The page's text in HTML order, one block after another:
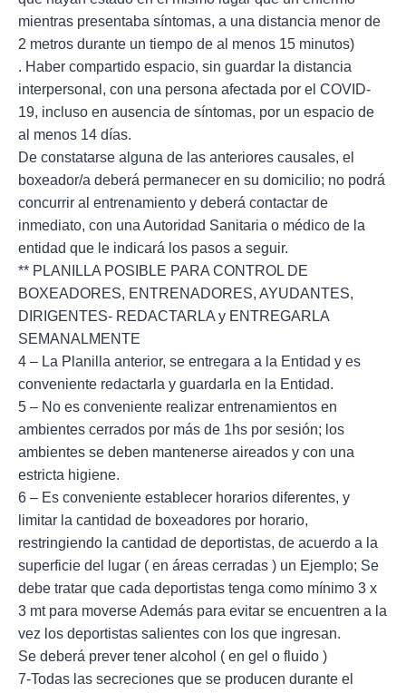
mientras presentaba síntomas, a una distancia menor de
2 metros durante un tiempo de al menos 15 minutos)
. Haber compartido espacio, sin guardar la distancia
interpersonal, con una persona afectada por el COVID-
19, incluso en ausencia de síntomas, por un espacio de
al menos 14 días.
De constatarse alguna de las anteriores causales, el
boxeador/a deberá permanecer en su domicilio; no podrá
concurrir al entrenamiento y deberá contactar de
inmediato, con una Autoridad Sanitaria o médico de la
entidad que le indicará los pasos a seguir.
** PLANILLA POSIBLE PARA CONTROL DE
BOXEADORES, ENTRENADORES, AYUDANTES,
DIRIGENTES- REDACTARLA y ENTREGARLA
SEMANALMENTE
4 – La Planilla anterior, se entregara a la Entidad y es
conveniente redactarla y guardarla en la Entidad.
5 – No es conveniente realizar entrenamientos en
ambientes cerrados por más de 1hs por sesión; los
ambientes se deben mantenerse aireados y con una
estricta higiene.
6 – Es conveniente establecer horarios diferentes, y
limitar la cantidad de boxeadores por horario,
restringiendo la cantidad de deportistas, de acuerdo a la
superficie del lugar ( en áreas cerradas ) un Ejemplo; Se
debe tratar que cada deportistas tenga como mínimo 3 x
3 mt para moverse Además para evitar se encuentren a la
vez los deportistas salientes con los que ingresan.
Se deberá prever tener alcohol ( en gel o fluido )
7-Todas las secreciones que se producen durante el